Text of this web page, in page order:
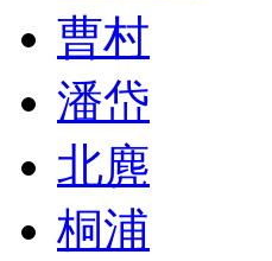
曹村
潘岱
北麂
桐浦